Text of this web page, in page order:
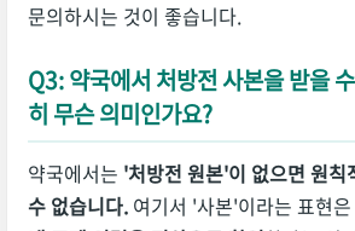
문의하시는 것이 좋습니다.
Q3: 약국에서 처방전 사본을 받을
히 무슨 의미인가요?
약국에서는 '처방전 원본'이 없으면 원칙
수 없습니다.여기서 '사본'이라는 표현은